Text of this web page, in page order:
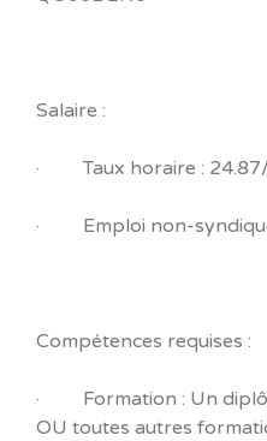
Salaire :
· Taux horaire :
· Emploi non-
Compétences requises :
· Formation : Un
OU toutes autres